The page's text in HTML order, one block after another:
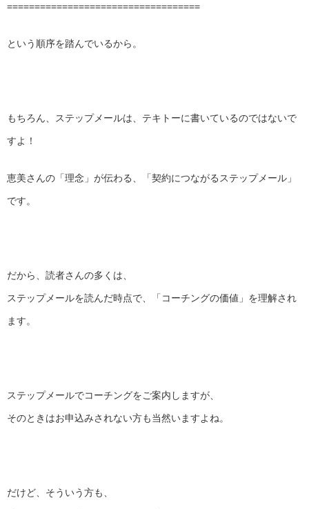
===================================
という順序を踏んでいるから。
もちろん、ステップメールは、テキトーに書いているのではないで
すよ！
恵美さんの「理念」が伝わる、「契約につながるステップメール」
です。
だから、読者さんの多くは、
ステップメールを読んだ時点で、「コーチングの価値」を理解され
ます。
ステップメールでコーチングをご案内しますが、
そのときはお申込みされない方も当然いますよね。
だけど、そういう方も、